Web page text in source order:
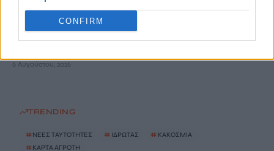
CONFIRM
6 Αυγούστου, 2026
TRENDING
# ΝΕΕΣ ΤΑΥΤΟΤΗΤΕΣ # ΙΔΡΩΤΑΣ # ΚΑΚΟΣΜΙΑ
# ΚΑΡΤΑ ΑΓΡΟΤΗ